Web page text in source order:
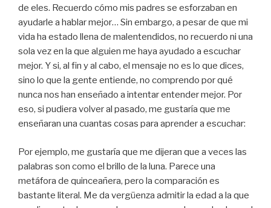
de eles. Recuerdo cómo mis padres se esforzaban en
ayudarle a hablar mejor… Sin embargo, a pesar de que mi
vida ha estado llena de malentendidos, no recuerdo ni una
sola vez en la que alguien me haya ayudado a escuchar
mejor. Y si, al fin y al cabo, el mensaje no es lo que dices,
sino lo que la gente entiende, no comprendo por qué
nunca nos han enseñado a intentar entender mejor. Por
eso, si pudiera volver al pasado, me gustaría que me
enseñaran una cuantas cosas para aprender a escuchar:
Por ejemplo, me gustaría que me dijeran que a veces las
palabras son como el brillo de la luna. Parece una
metáfora de quinceañera, pero la comparación es
bastante literal. Me da vergüenza admitir la edad a la que